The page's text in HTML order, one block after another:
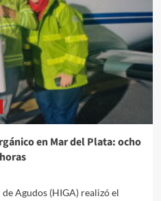
en Mar del Plata: ocho
Agudos (HIGA) realizó el